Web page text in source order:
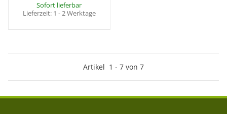
Sofort lieferbar
Lieferzeit: 1 - 2 Werktage
Artikel 1 - 7 von 7